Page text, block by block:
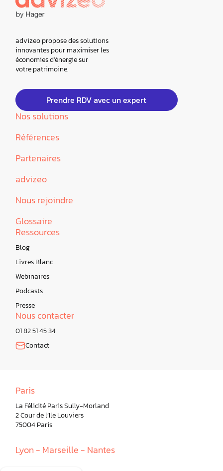
advizeo propose des solutions
innovantes pour maximiser les
économies d'énergie sur
votre patrimoine.
Prendre RDV avec un expert
Nos solutions
Références
Partenaires
advizeo
Nous rejoindre
Glossaire
Ressources
Blog
Livres Blanc
Webinaires
Podcasts
Presse
Nous contacter
01 82 51 45 34
Contact
Paris
La Félicité Paris Sully-Morland
2 Cour de l’Ile Louviers
75004 Paris
Lyon - Marseille - Nantes